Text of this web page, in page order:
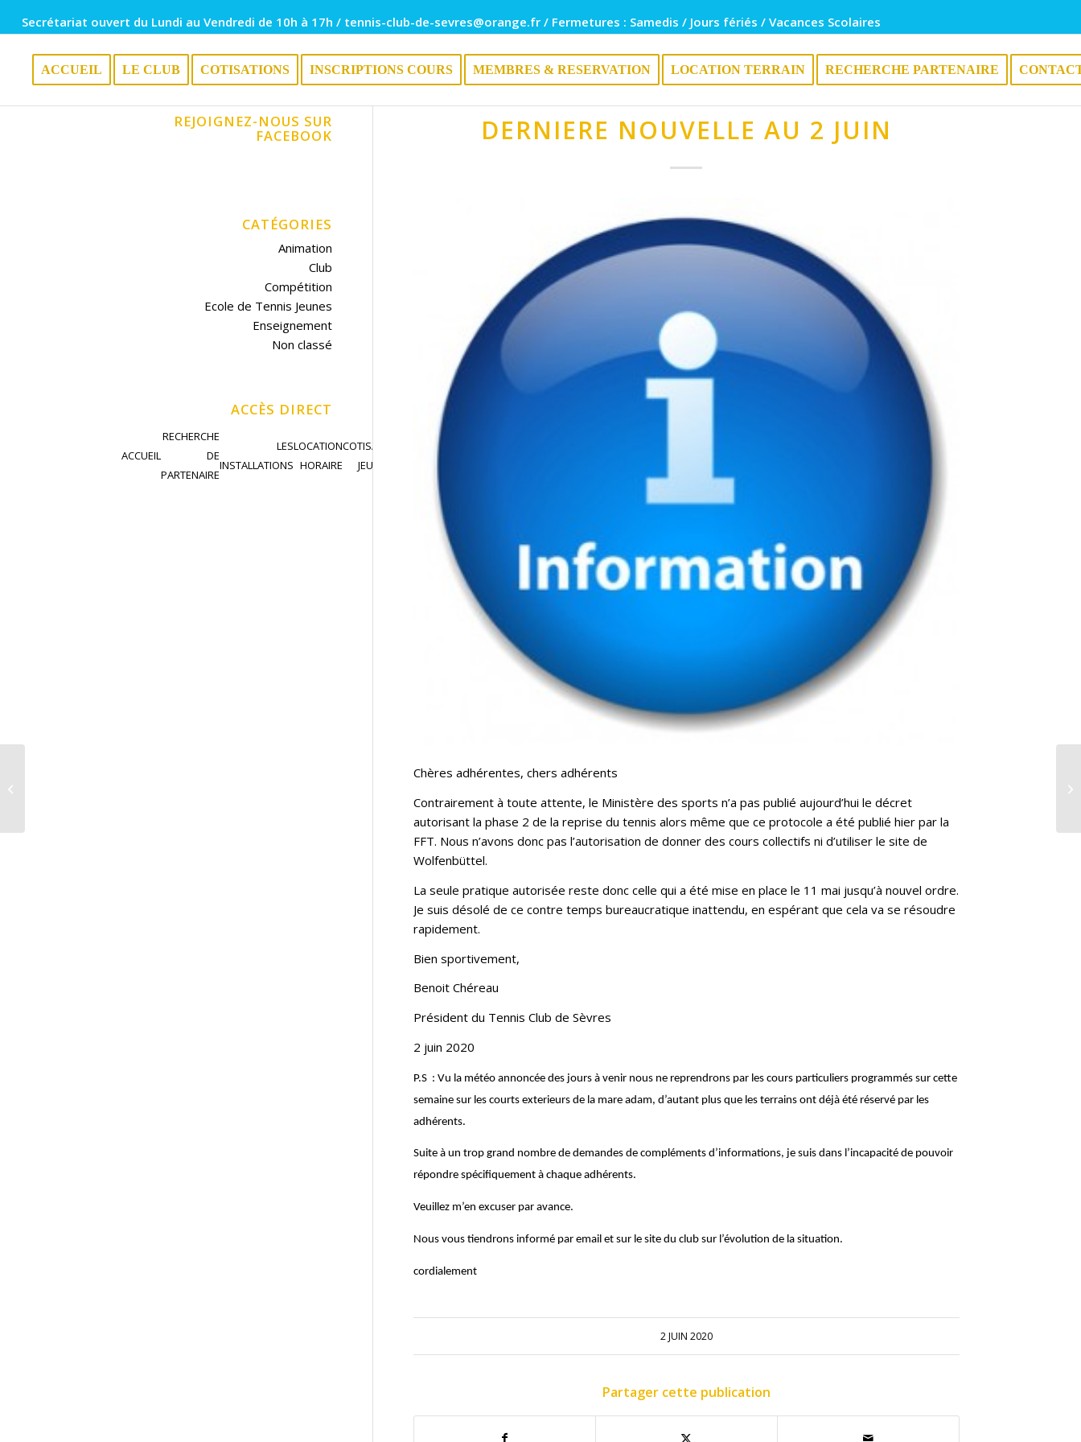
Secrétariat ouvert du Lundi au Vendredi de 10h à 17h / tennis-club-de-sevres@orange.fr / Fermetures : Samedis / Jours fériés / Vacances Scolaires
ACCUEIL LE CLUB COTISATIONS INSCRIPTIONS COURS MEMBRES & RESERVATION LOCATION TERRAIN RECHERCHE PARTENAIRE
DERNIERE NOUVELLE AU 2 JUIN
Chères adhérentes, chers adhérents
Contrairement à toute attente, le Ministère des sports n’a pas publié aujourd’hui le décret
autorisant la phase 2 de la reprise du tennis alors même que ce protocole a été publié hier par la
FFT. Nous n’avons donc pas l’autorisation de donner des cours collectifs ni d’utiliser le site de
Wolfenbüttel.
La seule pratique autorisée reste donc celle qui a été mise en place le 11 mai jusqu’à nouvel ordre.
Je suis désolé de ce contre temps bureaucratique inattendu, en espérant que cela va se résoudre
rapidement.
Bien sportivement,
Benoit Chéreau
Président du Tennis Club de Sèvres
2 juin 2020
P.S : Vu la météo annoncée des jours à venir nous ne reprendrons par les cours particuliers programmés sur cette
semaine sur les courts exterieurs de la mare adam, d’autant plus que les terrains ont déjà été réservé par les
adhérents.
Suite à un trop grand nombre de demandes de compléments d’informations, je suis dans l’incapacité de pouvoir
répondre spécifiquement à chaque adhérents.
Veuillez m’en excuser par avance.
Nous vous tiendrons informé par email et sur le site du club sur l’évolution de la situation.
cordialement
2 JUIN 2020
Partager cette publication
REJOIGNEZ-NOUS SUR
FACEBOOK
CATÉGORIES
Animation
Club
Compétition
Ecole de Tennis Jeunes
Enseignement
Non classé
ACCÈS DIRECT
ACCUEIL
RECHERCHE
DE
PARTENAIRE
LES
INSTALLATIONS
LOCATION
HORAIRE
COTISATION
JEU LIBRE
JOUER EN